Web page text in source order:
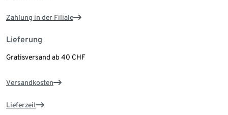
Zahlung in der Filiale
Lieferung
Gratisversand ab 40 CHF
Versandkosten
Lieferzeit